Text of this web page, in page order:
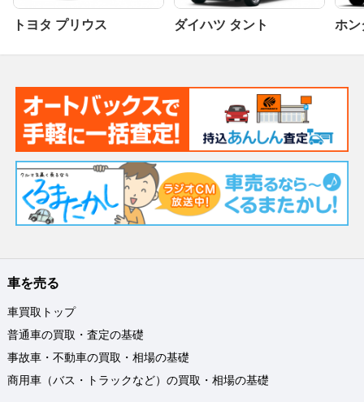
トヨタ プリウス ダイハツ タント ホン
車を売る
車買取トップ
普通車の買取・査定の基礎
事故車・不動車の買取・相場の基礎
商用車（バス・トラックなど）の買取・相場の基礎